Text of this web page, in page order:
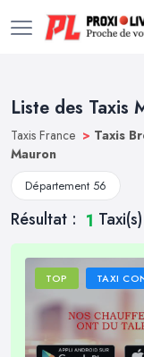
Liste des Taxis
Taxis France > Taxis
Mauron
Département 56
Résultat : 1 Taxi(s)
TOP TAXI